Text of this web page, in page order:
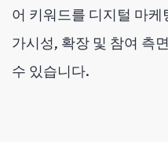
어 키워드를 디지털 마
가시성, 확장 및 참여 측
수 있습니다.